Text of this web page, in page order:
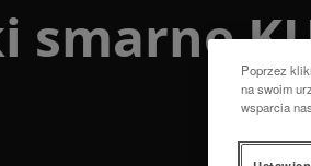
smarne
Poprzez
na swoim
wsparcia